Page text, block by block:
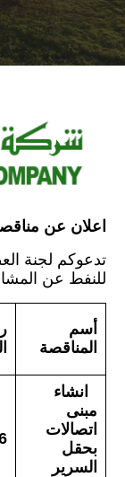
اعلان عن
تدعوكم لجنة
للنفط عن
أسم
المناقصة
انشاء
مبنى
اتصالات
بحقل
السرير